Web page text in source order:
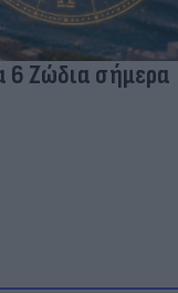
6 Ζώδια σήμερα